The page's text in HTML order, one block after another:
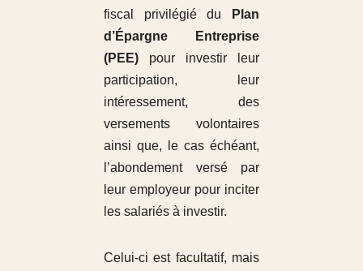
fiscal privilégié du
Plan
d’Épargne Entreprise
(PEE)pour investir leur
participation, leur
intéressement, des
versements volontaires
ainsi que, le cas échéant,
l’abondement versé par
leur employeur pour inciter
les salariés à investir.
Celui-ci est facultatif, mais